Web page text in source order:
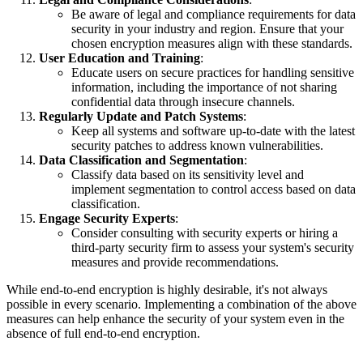
Be aware of legal and compliance requirements for data
security in your industry and region. Ensure that your
chosen encryption measures align with these standards.
User Education and Training:
Educate users on secure practices for handling sensitive
information, including the importance of not sharing
confidential data through insecure channels.
Regularly Update and Patch Systems:
Keep all systems and software up-to-date with the latest
security patches to address known vulnerabilities.
Data Classification and Segmentation:
Classify data based on its sensitivity level and
implement segmentation to control access based on data
classification.
Engage Security Experts:
Consider consulting with security experts or hiring a
third-party security firm to assess your system's security
measures and provide recommendations.
While end-to-end encryption is highly desirable, it's not always
possible in every scenario. Implementing a combination of the above
measures can help enhance the security of your system even in the
absence of full end-to-end encryption.